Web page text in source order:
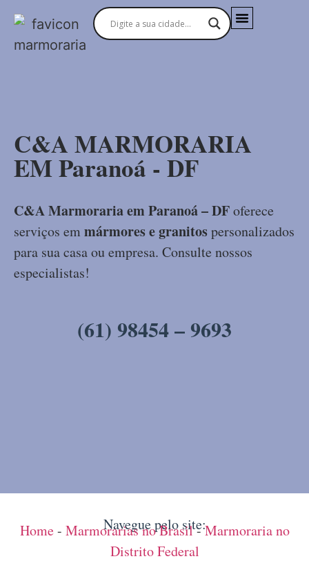
C&A MARMORARIA
EM Paranoá - DF
C&A Marmoraria em Paranoá – DFoferece
serviços emmármores e granitospersonalizados
para sua casa ou empresa. Consulte nossos
especialistas!
(61) 98454 – 9693
Navegue pelo site:
Home- Marmorarias no Brasil-Marmoraria no
Distrito Federal